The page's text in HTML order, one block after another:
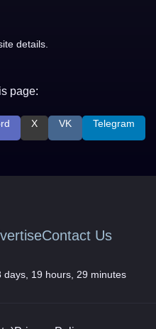
details.
page:
X VK Telegram
Contact Us
days, 19 hours, 29 minutes